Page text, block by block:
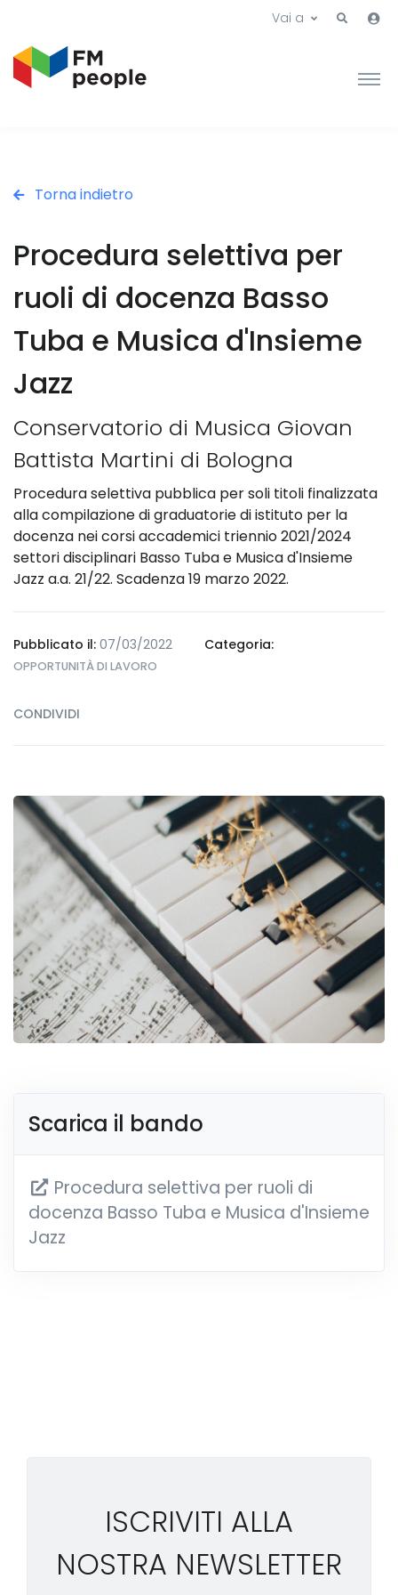
Vai a
Torna indietro
Procedura selettiva per
ruoli di docenza Basso
Tuba e Musica d'Insieme
Jazz
Conservatorio di Musica Giovan
Battista Martini di Bologna
Procedura selettiva pubblica per soli titoli finalizzata
alla compilazione di graduatorie di istituto per la
docenza nei corsi accademici triennio 2021/2024
settori disciplinari Basso Tuba e Musica d'Insieme
Jazz a.a. 21/22. Scadenza 19 marzo 2022.
Pubblicato il: 07/03/2022 Categoria:
OPPORTUNITÀ DI LAVORO
CONDIVIDI
Scarica il bando
Procedura selettiva per ruoli di
docenza Basso Tuba e Musica d'Insieme
Jazz
ISCRIVITI ALLA
NOSTRA NEWSLETTER